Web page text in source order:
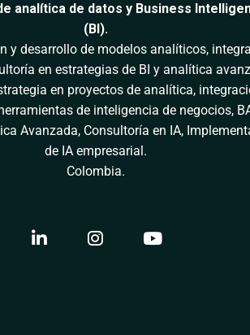
analítica de datos y Business
(BI).
y desarrollo de modelos analíticos,
en estrategias de BI y analítica
en proyectos de analítica,
de inteligencia de negocios,
Avanzada, Consultoría en IA,
de IA empresarial.
Colombia.